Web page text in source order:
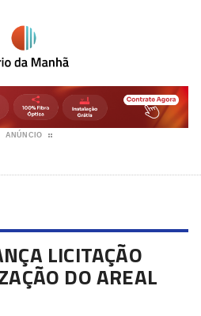
ANÚNCIO
LICITAÇÃO
DO AREAL